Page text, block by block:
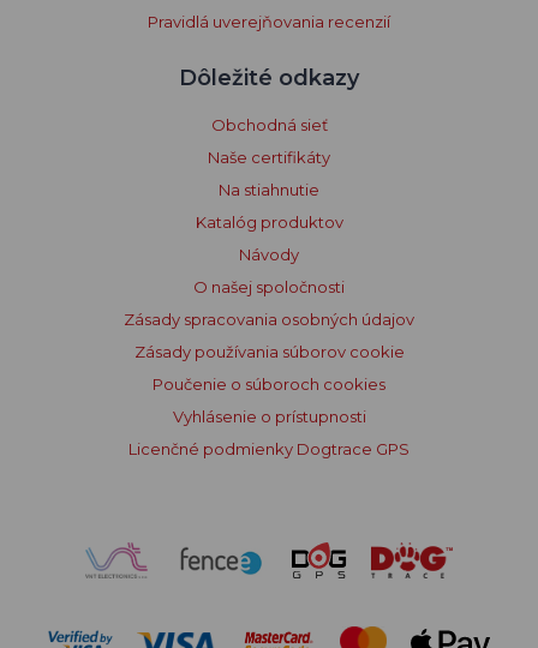
Pravidlá uverejňovania recenzií
Dôležité odkazy
Obchodná sieť
Naše certifikáty
Na stiahnutie
Katalóg produktov
Návody
O našej spoločnosti
Zásady spracovania osobných údajov
Zásady používania súborov cookie
Poučenie o súboroch cookies
Vyhlásenie o prístupnosti
Licenčné podmienky Dogtrace GPS